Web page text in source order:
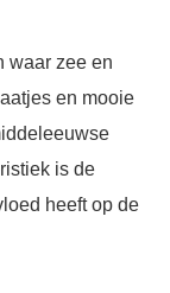
waar zee en
en mooie
is de
heeft op de